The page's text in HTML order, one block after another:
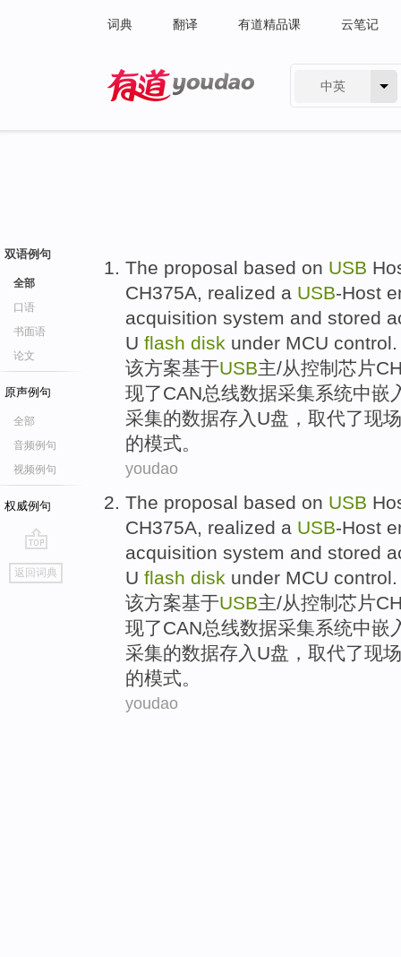
词典 翻译 有道精品课 云笔记
中英
双语例句
全部
口语
书面语
论文
原声例句
全部
音频例句
视频例句
权威例句
go
top
返回词典
The proposal based on USB
CH375A, realized a USB-Host
acquisition system and stored
U flash disk under MCU control.
该方案基于USB主/从控制 芯片
现了CAN总线数据采集系统中嵌
采集的数据存入 U盘 ，取代了现
的模式。
youdao
The proposal based on USB
CH375A, realized a USB-Host
acquisition system and stored
U flash disk under MCU control.
该方案基于USB主/从控制 芯片
现了CAN总线数据采集系统中嵌
采集的数据存入 U盘 ，取代了现
的模式。
youdao